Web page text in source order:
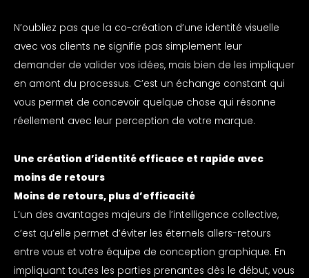
N’oubliez pas que la co-création d’une identité visuelle
avec vos clients ne signifie pas simplement leur
demander de valider vos idées, mais bien de les impliquer
en amont du processus. C’est un échange constant qui
vous permet de concevoir quelque chose qui résonne
réellement avec leur perception de votre marque.
Une création d’identité efficace et rapide avec
moins de retours
Moins de retours, plus d’efficacité
L’un des avantages majeurs de l’intelligence collective,
c’est qu’elle permet d’éviter les éternels allers-retours
entre vous et votre équipe de conception graphique. En
impliquant toutes les parties prenantes dès le début, vous